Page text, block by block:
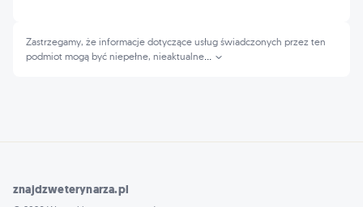
Zastrzegamy, że informacje dotyczące usług świadczonych przez ten
podmiot mogą być niepełne, nieaktualne
znajdzweterynarza.pl